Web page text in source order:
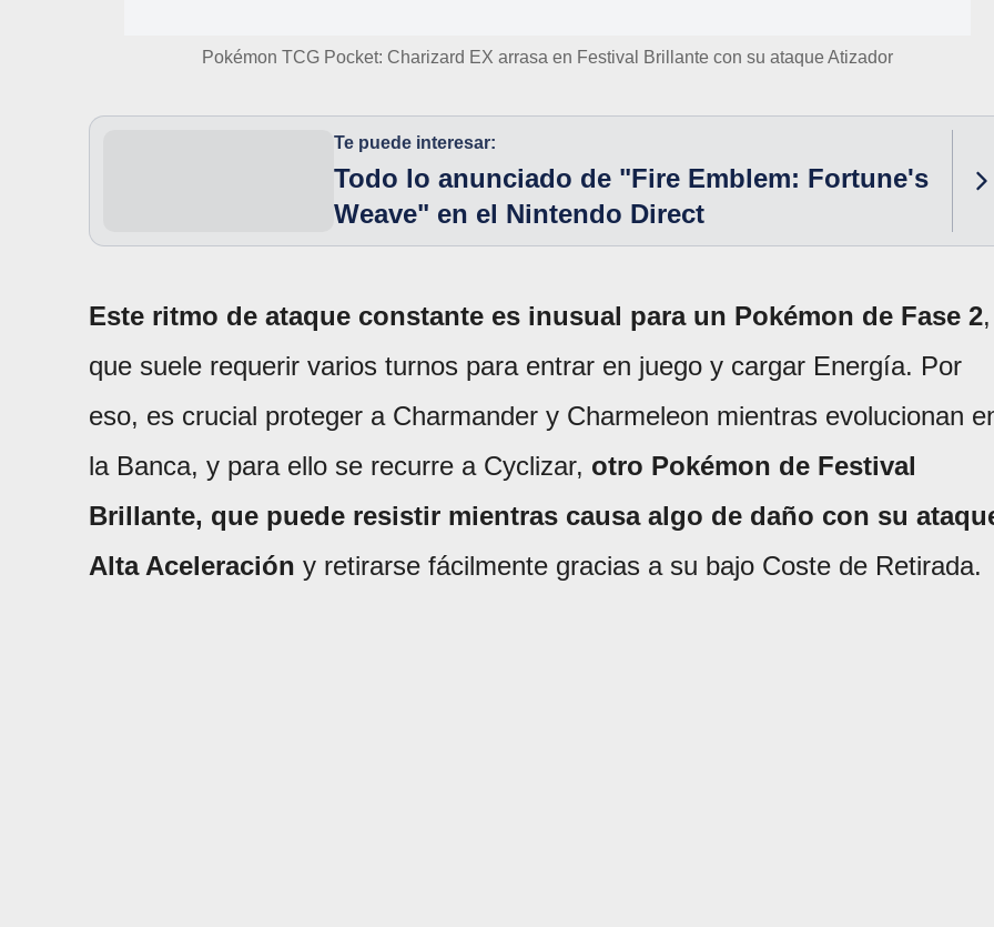
Pokémon TCG Pocket: Charizard EX arrasa en Festival Brillante con su ataque Atizador
Te puede interesar:
Todo lo anunciado de "Fire Emblem: Fortune's
Weave" en el Nintendo Direct
Este ritmo de ataque constante es inusual para un Pokémon de Fase 2,
que suele requerir varios turnos para entrar en juego y cargar Energía. Por
eso, es crucial proteger a Charmander y Charmeleon mientras evolucionan
la Banca, y para ello se recurre a Cyclizar, otro Pokémon de Festival
Brillante, que puede resistir mientras causa algo de daño con su
Alta Aceleración y retirarse fácilmente gracias a su bajo Coste de Retirada.